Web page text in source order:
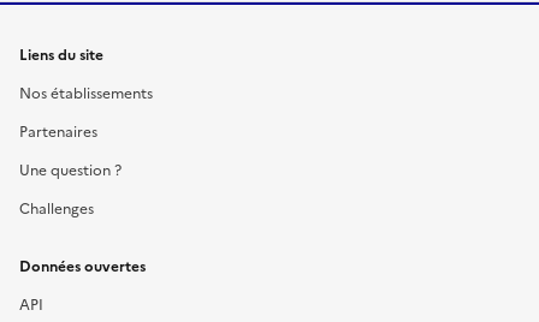
Liens du site
Nos établissements
Partenaires
Une question ?
Challenges
Données ouvertes
API